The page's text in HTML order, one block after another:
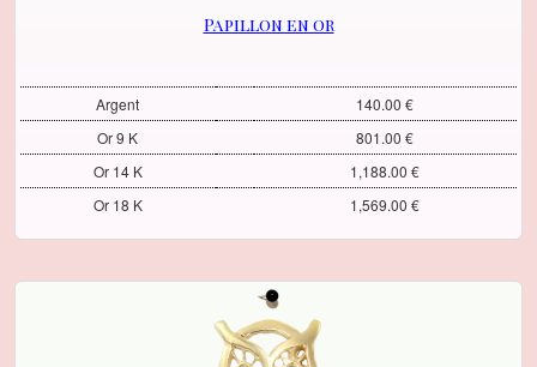
Papillon en or
Argent
140.00 €
Or 9 K
801.00 €
Or 14 K
1,188.00 €
Or 18 K
1,569.00 €